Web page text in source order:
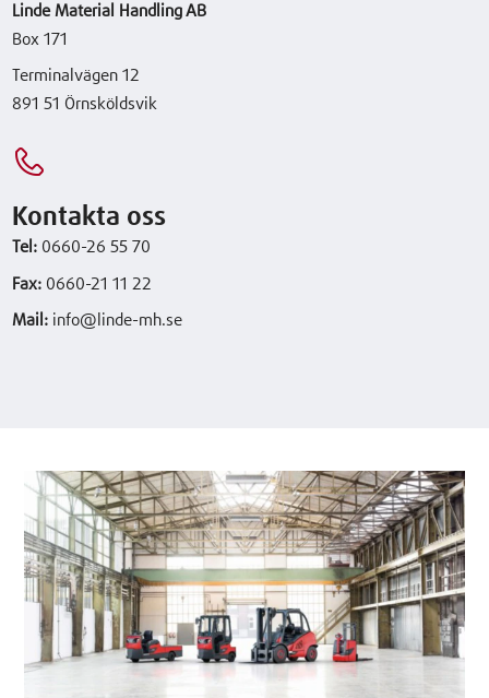
Linde Material Handling AB
Box 171
Terminalvägen 12
891 51 Örnsköldsvik
Kontakta oss
Tel: 0660-26 55 70
Fax: 0660-21 11 22
Mail: info@linde-mh.se